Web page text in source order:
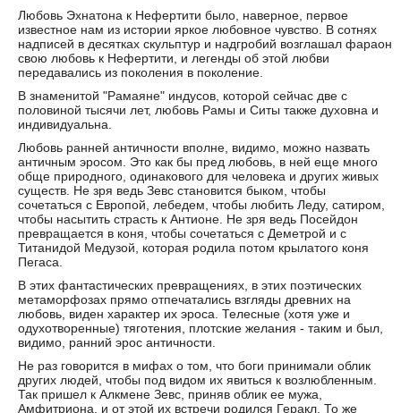
Любовь Эхнатона к Нефертити было, наверное, первое
известное нам из истории яркое любовное чувство. В сотнях
надписей в десятках скульптур и надгробий возглашал фараон
свою любовь к Нефертити, и легенды об этой любви
передавались из поколения в поколение.
В знаменитой "Рамаяне" индусов, которой сейчас две с
половиной тысячи лет, любовь Рамы и Ситы также духовна и
индивидуальна.
Любовь ранней античности вполне, видимо, можно назвать
античным эросом. Это как бы пред любовь, в ней еще много
обще природного, одинакового для человека и других живых
существ. Не зря ведь Зевс становится быком, чтобы
сочетаться с Европой, лебедем, чтобы любить Леду, сатиром,
чтобы насытить страсть к Антионе. Не зря ведь Посейдон
превращается в коня, чтобы сочетаться с Деметрой и с
Титанидой Медузой, которая родила потом крылатого коня
Пегаса.
В этих фантастических превращениях, в этих поэтических
метаморфозах прямо отпечатались взгляды древних на
любовь, виден характер их эроса. Телесные (хотя уже и
одухотворенные) тяготения, плотские желания - таким и был,
видимо, ранний эрос античности.
Не раз говорится в мифах о том, что боги принимали облик
других людей, чтобы под видом их явиться к возлюбленным.
Так пришел к Алкмене Зевс, приняв облик ее мужа,
Амфитриона, и от этой их встречи родился Геракл. То же